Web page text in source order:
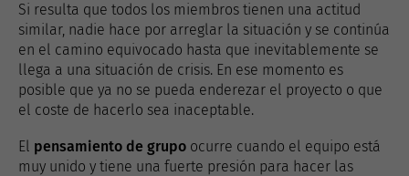
Si resulta que todos los miembros tienen una actitud
similar, nadie hace por arreglar la situación y se continúa
en el camino equivocado hasta que inevitablemente se
llega a una situación de crisis. En ese momento es
posible que ya no se pueda enderezar el proyecto o que
el coste de hacerlo sea inaceptable.
El pensamiento de grupo ocurre cuando el equipo está
muy unido y tiene una fuerte presión para hacer las